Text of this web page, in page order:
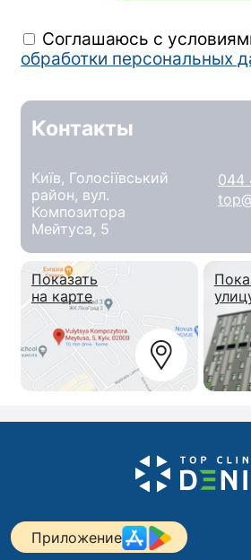
Соглашаюсь с
обработки персональных
Контакты
Київ, Голосіївський
район, вул.
Композитора
Мейтуса, 5
044
Показать
на карте
Приложение